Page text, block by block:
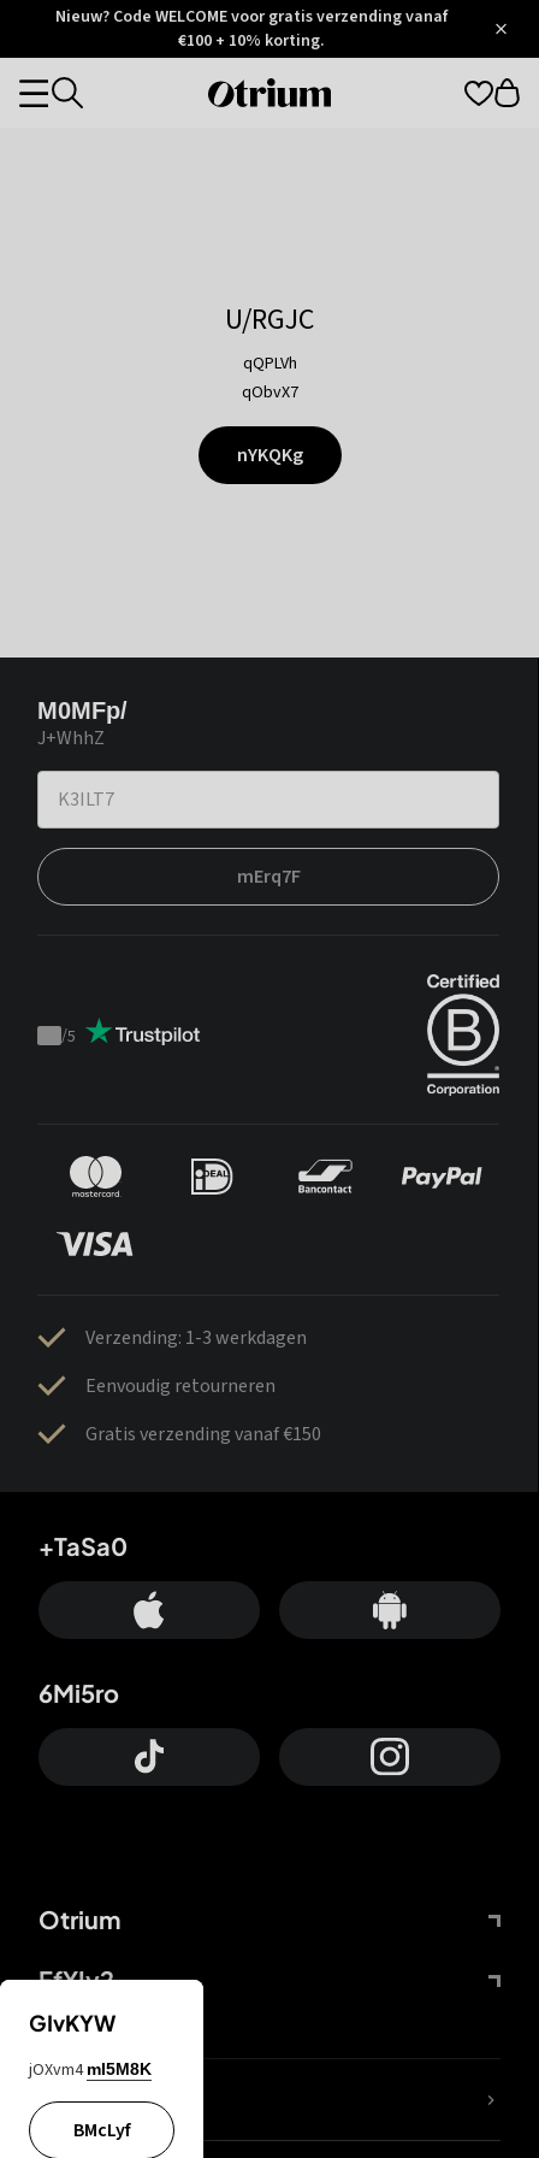
Otrium
Trustpilot
Nieuw? Code WELCOME voor gratis verzending vanaf
€100 + 10% korting.
Otrium
Categories
U/RGJC
qQPLVh
qObvX7
nYKQKg
M0MFp/
J+WhhZ
mErq7F
Trustpilot
/5
Verzending: 1-3 werkdagen
Eenvoudig retourneren
Gratis verzending vanaf €150
Otrium
FfYIy2
+TaSa0
6Mi5ro
ZbBJcb
GIvKYW
jOXvm4 mI5M8K
BMcLyf